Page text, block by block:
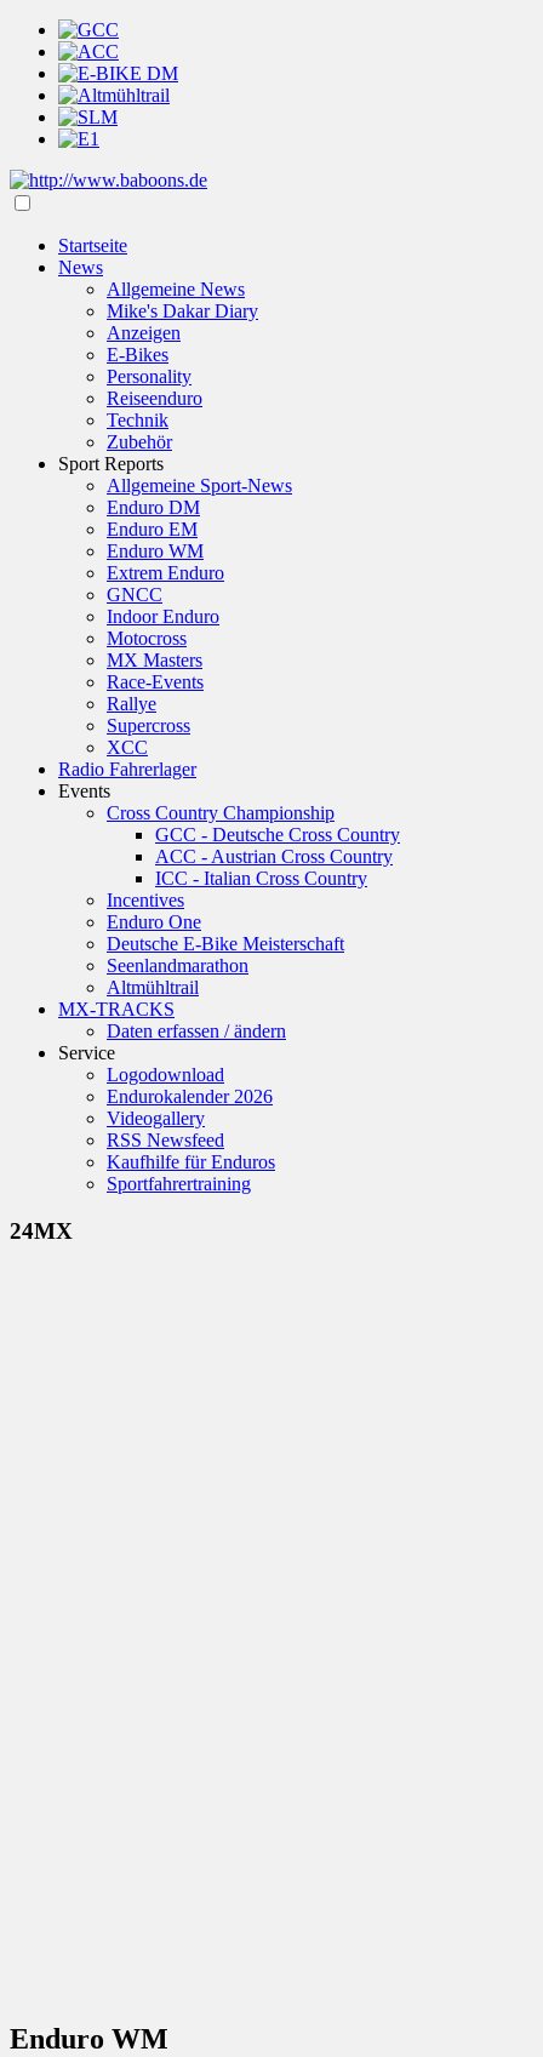
Startseite
News
Allgemeine News
Mike's Dakar Diary
Anzeigen
E-Bikes
Personality
Reiseenduro
Technik
Zubehör
Sport Reports
Allgemeine Sport-News
Enduro DM
Enduro EM
Enduro WM
Extrem Enduro
GNCC
Indoor Enduro
Motocross
MX Masters
Race-Events
Rallye
Supercross
XCC
Radio Fahrerlager
Events
Cross Country Championship
GCC - Deutsche Cross Country
ACC - Austrian Cross Country
ICC - Italian Cross Country
Incentives
Enduro One
Deutsche E-Bike Meisterschaft
Seenlandmarathon
Altmühltrail
MX-TRACKS
Daten erfassen / ändern
Service
Logodownload
Endurokalender 2026
Videogallery
RSS Newsfeed
Kaufhilfe für Enduros
Sportfahrertraining
24MX
Enduro WM